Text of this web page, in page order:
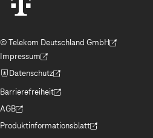
© Telekom Deutschland GmbH
(Der Link wird in einem neuen Tab geöffnet)
Impressum
(Der Link wird in einem neuen Tab geöffnet)
Datenschutz
(Der Link wird in einem neuen Tab geöffnet)
Barrierefreiheit
(Der Link wird in einem neuen Tab geöffnet)
AGB
(Der Link wird in einem neuen Tab geöffnet)
Produktinformationsblatt
(Der Link wird in einem neuen Tab geöffnet)